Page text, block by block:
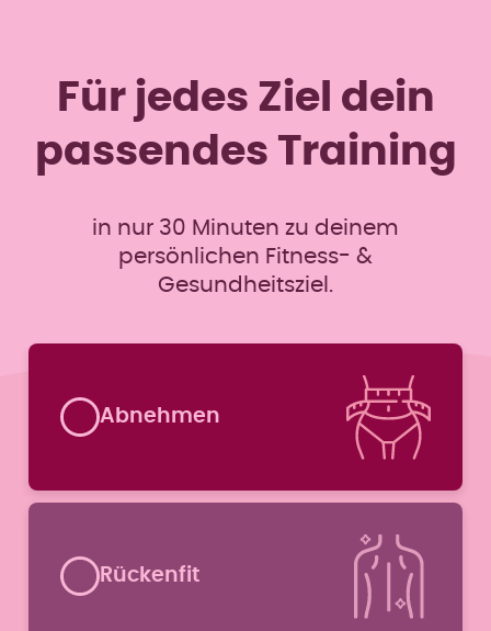
Für jedes Ziel dein
passendes Training
in nur 30 Minuten zu deinem
persönlichen Fitness- &
Gesundheitsziel.
Formular überspringen
Abnehmen
Rückenfit